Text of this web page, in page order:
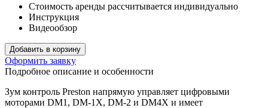
Стоимость аренды рассчитывается индивидуально
Инструкция
Видеообзор
Добавить в корзину
Оформить заявку
Подробное описание и особенности
Зум контроль Preston напрямую управляет цифровыми
моторами DM1, DM-1X, DM-2 и DM4X и имеет